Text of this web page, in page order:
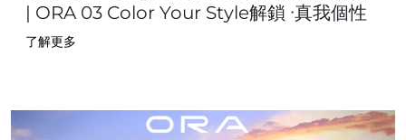
| ORA 03 Color Your Style解鎖 ∙真我個性
了解更多